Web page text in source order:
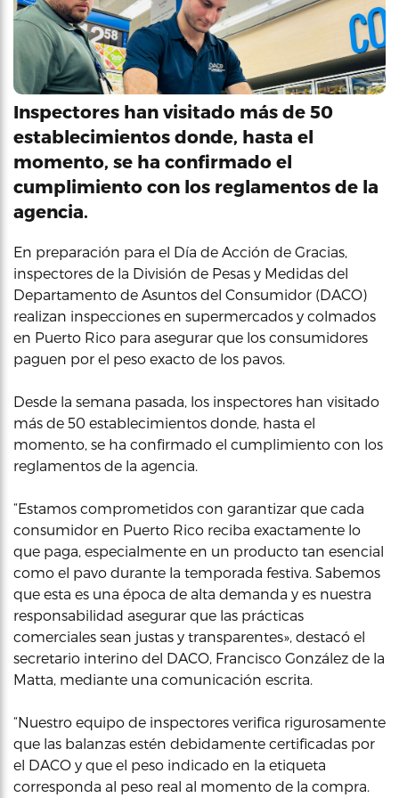
Inspectores han visitado más de 50
establecimientos donde, hasta el
momento, se ha confirmado el
cumplimiento con los reglamentos de la
agencia.
En preparación para el Día de Acción de Gracias,
inspectores de la División de Pesas y Medidas del
Departamento de Asuntos del Consumidor (DACO)
realizan inspecciones en supermercados y colmados
en Puerto Rico para asegurar que los consumidores
paguen por el peso exacto de los pavos.
Desde la semana pasada, los inspectores han visitado
más de 50 establecimientos donde, hasta el
momento, se ha confirmado el cumplimiento con los
reglamentos de la agencia.
“Estamos comprometidos con garantizar que cada
consumidor en Puerto Rico reciba exactamente lo
que paga, especialmente en un producto tan esencial
como el pavo durante la temporada festiva. Sabemos
que esta es una época de alta demanda y es nuestra
responsabilidad asegurar que las prácticas
comerciales sean justas y transparentes», destacó el
secretario interino del DACO, Francisco González de la
Matta, mediante una comunicación escrita.
“Nuestro equipo de inspectores verifica rigurosamente
que las balanzas estén debidamente certificadas por
el DACO y que el peso indicado en la etiqueta
corresponda al peso real al momento de la compra.